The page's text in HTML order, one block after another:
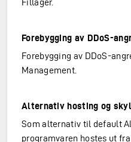
Forebygging av DDoS-
Forebygging av DDoS-
Management.
Alternativ hosting og
Som alternativ til default
programvaren hostes ut